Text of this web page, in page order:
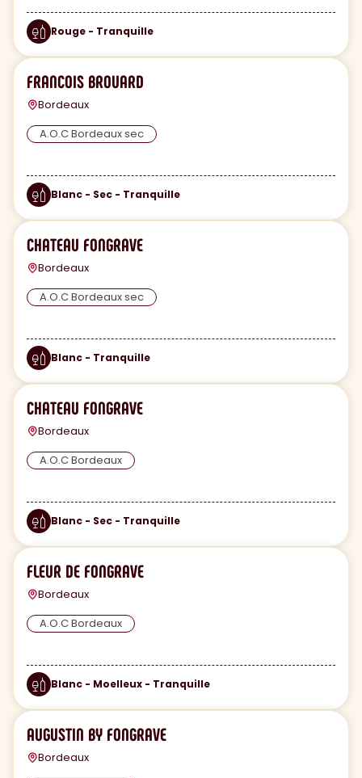
Rouge - Tranquille
FRANCOIS BROUARD
Bordeaux
A.O.C Bordeaux sec
Blanc - Sec - Tranquille
CHATEAU FONGRAVE
Bordeaux
A.O.C Bordeaux sec
Blanc - Tranquille
CHATEAU FONGRAVE
Bordeaux
A.O.C Bordeaux
Blanc - Sec - Tranquille
FLEUR DE FONGRAVE
Bordeaux
A.O.C Bordeaux
Blanc - Moelleux - Tranquille
AUGUSTIN BY FONGRAVE
Bordeaux